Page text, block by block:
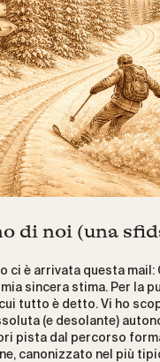
di noi (una
ci è arrivata questa mail:
sincera stima. Per la
tutto è detto. Vi ho
(e desolante)
pista dal percorso
canonizzato nel più